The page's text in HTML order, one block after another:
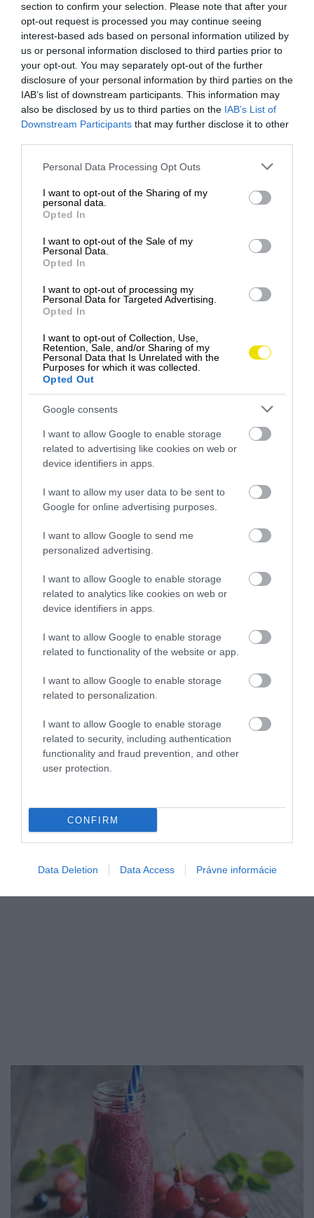
section to confirm your selection. Please note that after your
opt-out request is processed you may continue seeing
interest-based ads based on personal information utilized by
us or personal information disclosed to third parties prior to
your opt-out. You may separately opt-out of the further
disclosure of your personal information by third parties on the
IAB’s list of downstream participants. This information may
also be disclosed by us to third parties on the IAB’s List of
Downstream Participants that may further disclose it to other
Please note that this website/app uses one or more Google
not limited to your visit or usage behaviour. You may click to
grant or deny consent to Google and its third-party tags to
use your data for below specified purposes in below Google
consent section.
Personal Data Processing Opt Outs
I want to opt-out of the Sharing of my
personal data.
Opted In
I want to opt-out of the Sale of my
Personal Data.
Opted In
I want to opt-out of processing my
Personal Data for Targeted Advertising.
Opted In
I want to opt-out of Collection, Use,
Retention, Sale, and/or Sharing of my
Personal Data that Is Unrelated with the
Purposes for which it was collected.
Opted Out
Google consents
I want to allow Google to enable storage
related to advertising like cookies on web or
device identifiers in apps.
I want to allow my user data to be sent to
Google for online advertising purposes.
I want to allow Google to send me
personalized advertising.
I want to allow Google to enable storage
related to analytics like cookies on web or
device identifiers in apps.
I want to allow Google to enable storage
related to functionality of the website or app.
I want to allow Google to enable storage
related to personalization.
I want to allow Google to enable storage
related to security, including authentication
functionality and fraud prevention, and other
user protection.
CONFIRM
Data Deletion Data Access Právne informácie
Tajomstvo dokonalého pečeného kurčaťa
Ako pripraviť kurča na pečenie … Zobraziť tento
príspevok na Instagrame … Príspevok, ktorý zdieľa…
GASTRO
Ochutnajte Tatry
Koliba Kamzík … Škvŕka vám pri návrate z hôr v